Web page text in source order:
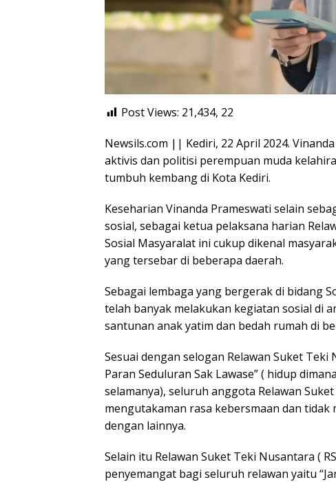
Post Views: 21,434, 22
Newsils.com || Kediri, 22 April 2024.
aktivis dan politisi perempuan muda
tumbuh kembang di Kota Kediri.
Keseharian Vinanda Prameswati selain
sosial, sebagai ketua pelaksana harian
Sosial Masyaralat ini cukup dikenal
yang tersebar di beberapa daerah.
Sebagai lembaga yang bergerak di bidang
telah banyak melakukan kegiatan sosial di
santunan anak yatim dan bedah rumah di
Sesuai dengan selogan Relawan Suket Teki
Paran Seduluran Sak Lawase” ( hidup
selamanya), seluruh anggota Relawan
mengutakaman rasa kebersmaan dan
dengan lainnya.
Selain itu Relawan Suket Teki Nusantara (
penyemangat bagi seluruh relawan yaitu